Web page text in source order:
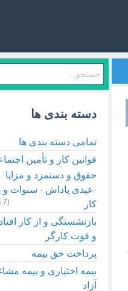
دسته بندی ها
تمامی دسته بندی ها
قوانین کار و تأمین
حقوق و دستمزد و مزایا
-عیدی پاداش - سنوات و
کار
(3.7هزار)
بازنشستگی و از کار
و فوت کارگر
پرداخت حق بیمه
بیمه اختیاری و بیمه
آزاد